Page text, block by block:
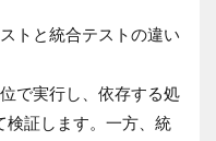
トと統合テストの違い
で実行し、依存する処
検証します。一方、統